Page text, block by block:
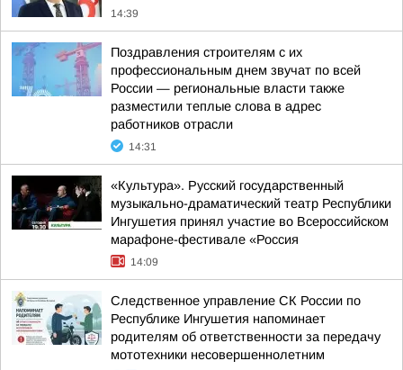
14:39
Поздравления строителям с их
профессиональным днем звучат по всей
России — региональные власти также
разместили теплые слова в адрес
работников отрасли
14:31
«Культура». Русский государственный
музыкально-драматический театр Республики
Ингушетия принял участие во Всероссийском
марафоне-фестивале «Россия
14:09
Следственное управление СК России по
Республике Ингушетия напоминает
родителям об ответственности за передачу
мототехники несовершеннолетним